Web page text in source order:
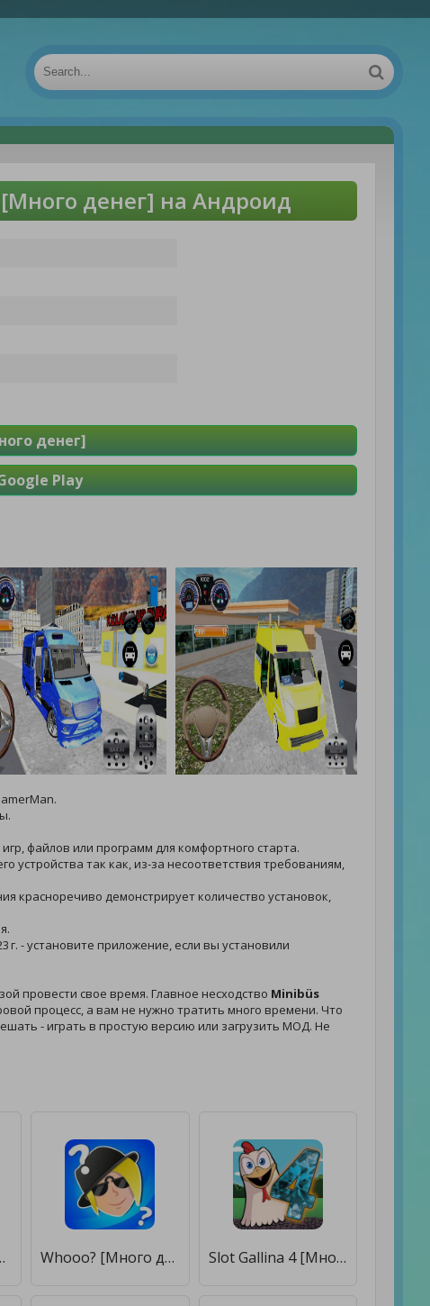
денег] на Андроид
денег]
Play
файлов или программ для комфортного старта.
так как, из-за несоответствия требованиям,
красноречиво демонстрирует количество установок,
- установите приложение, если вы установили
провести свое время. Главное несходство Minibüs
процесс, а вам не нужно тратить много времени. Что
- играть в простую версию или загрузить МОД. Не
денег] Whooo? [Много денег] Slot Gallina 4 [Много денег]